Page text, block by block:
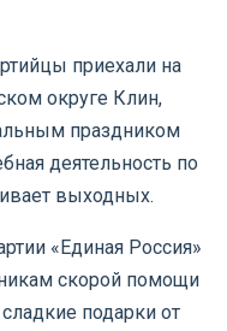
приехали на
округе Клин,
праздником
деятельность по
выходных.
«Единая Россия»
скорой помощи
подарки от